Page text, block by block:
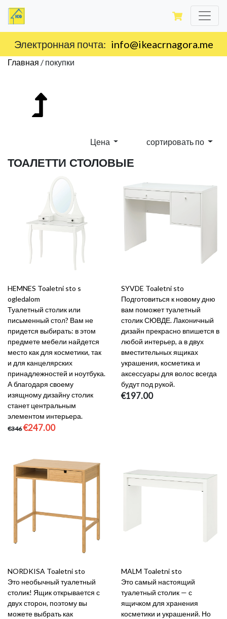
Электронная почта: info@ikeacrnagora.me
Главная / покупки
Цена сортировать по
ТОАЛЕТТИ СТОЛОВЫЕ
HEMNES Toaletni sto s
ogledalom
Туалетный столик или
письменный стол? Вам не
придется выбирать: в этом
предмете мебели найдется
место как для косметики, так
и для канцелярских
принадлежностей и ноутбука.
А благодаря своему
изящному дизайну столик
станет центральным
элементом интерьера.
€346 €247.00
SYVDE Toaletni sto
Подготовиться к новому дню
вам поможет туалетный
столик СЮВДЕ. Лаконичный
дизайн прекрасно впишется в
любой интерьер, а в двух
вместительных ящиках
украшения, косметика и
аксессуары для волос всегда
будут под рукой.
€197.00
NORDKISA Toaletni sto
Это необычный туалетный
столик! Ящик открывается с
двух сторон, поэтому вы
можете выбрать как
MALM Toaletni sto
Это самый настоящий
туалетный столик — с
ящичком для хранения
косметики и украшений. Но